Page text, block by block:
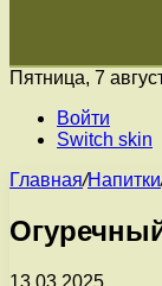
Пятница, 7
Войти
Switch skin
Главная/Напитки
13.03.2025